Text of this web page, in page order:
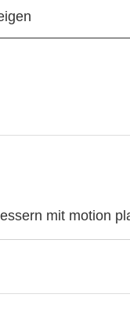
mit motion